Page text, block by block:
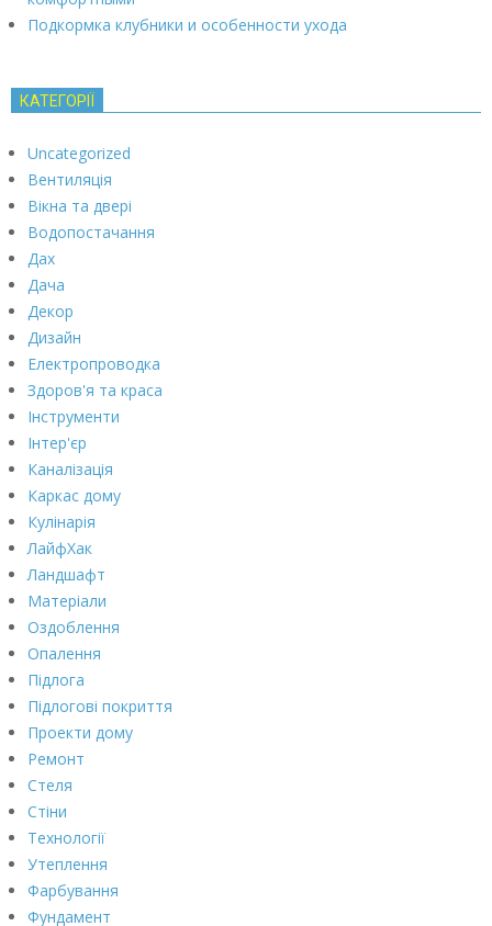
Подкормка клубники и особенности ухода
КАТЕГОРІЇ
Uncategorized
Вентиляція
Вікна та двері
Водопостачання
Дах
Дача
Декор
Дизайн
Електропроводка
Здоров'я та краса
Інструменти
Інтер'єр
Каналізація
Каркас дому
Кулінарія
ЛайфХак
Ландшафт
Матеріали
Оздоблення
Опалення
Підлога
Підлогові покриття
Проекти дому
Ремонт
Стеля
Стіни
Технології
Утеплення
Фарбування
Фундамент